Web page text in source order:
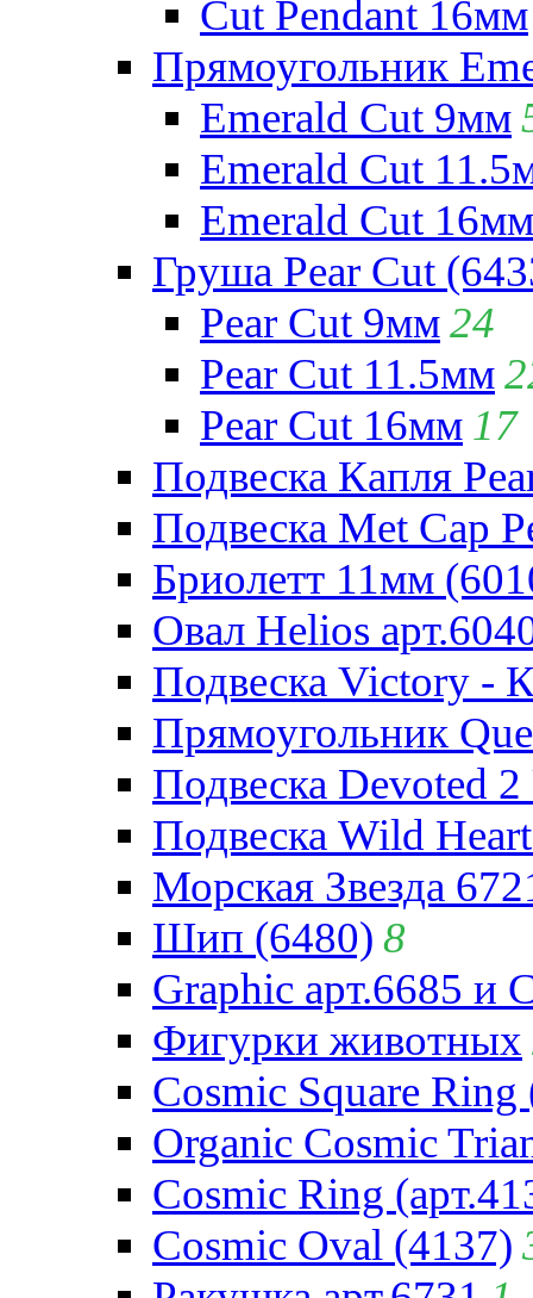
Cut Pendant 16мм
Прямоугольник
Emerald Cut 9мм
Emerald Cut
Emerald Cut 16мм
Груша Pear Cut
Pear Cut 9мм24
Pear Cut 11.5мм
Pear Cut 16мм 17
Подвеска Капля
Подвеска Met Cap
Бриолетт 11мм
Овал Helios
Подвеска Victory -
Прямоугольник
Подвеска Devoted
Подвеска Wild
Морская Звезда
Шип (6480) 8
Graphic арт.6685 и
Фигурки животных
Cosmic Square Ring
Organic Cosmic
Cosmic Ring
Cosmic Oval (4137)